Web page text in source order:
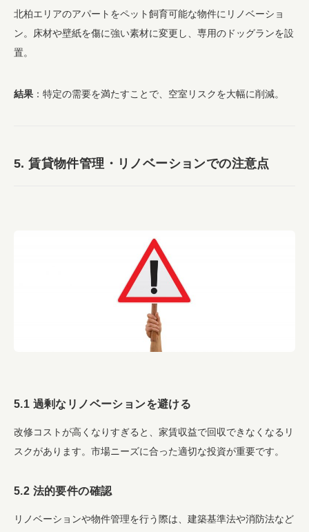
北柏エリアのアパートをペット飼育可能な物件にリノベーショ
ン。床材や壁紙を傷に強い素材に変更し、専用のドッグランを設
置。
結果 ：特定の需要を満たすことで、空室リスクを大幅に削減。
5. 賃貸物件管理・リノベーションでの注意点
5.1 過剰なリノベーションを避ける
改修コストが高くなりすぎると、家賃収益で回収できなくなるリ
スクがあります。市場ニーズに合った適切な投資が重要です。
5.2 法的要件の確認
リノベーションや物件管理を行う際は、建築基準法や消防法など